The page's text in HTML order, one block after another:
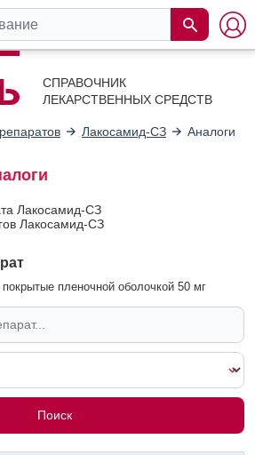
СПРАВОЧНИК
ЛЕКАРСТВЕННЫХ СРЕДСТВ
Лакосамид-СЗ Аналоги
Лакосамид-СЗ
Лакосамид-СЗ
пленочной оболочкой 50 мг